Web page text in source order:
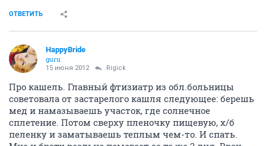
ОТВЕТИТЬ
HappyBride
guru
15 июня 2012 Rigick
Про кашель. Главный фтизиатр из обл.больницы
советовала от застарелого кашля следующее: берешь
мед и намазываешь участок, где солнечное
сплетение. Потом сверху пленочку пищевую, х/б
пеленку и заматываешь теплым чем-то. И спать.